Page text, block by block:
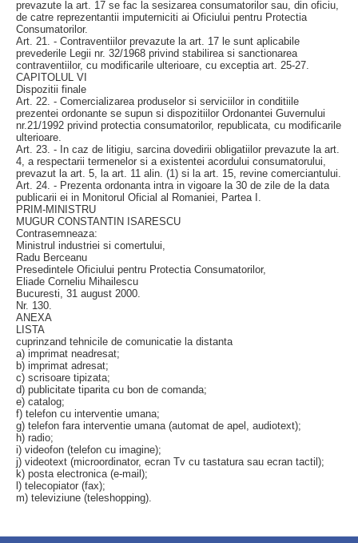
prevazute la art. 17 se fac la sesizarea consumatorilor sau, din oficiu,
de catre reprezentantii imputerniciti ai Oficiului pentru Protectia
Consumatorilor.
Art. 21. - Contraventiilor prevazute la art. 17 le sunt aplicabile
prevederile Legii nr. 32/1968 privind stabilirea si sanctionarea
contraventiilor, cu modificarile ulterioare, cu exceptia art. 25-27.
CAPITOLUL VI
Dispozitii finale
Art. 22. - Comercializarea produselor si serviciilor in conditiile
prezentei ordonante se supun si dispozitiilor Ordonantei Guvernului
nr.21/1992 privind protectia consumatorilor, republicata, cu modificarile
ulterioare.
Art. 23. - In caz de litigiu, sarcina dovedirii obligatiilor prevazute la art.
4, a respectarii termenelor si a existentei acordului consumatorului,
prevazut la art. 5, la art. 11 alin. (1) si la art. 15, revine comerciantului.
Art. 24. - Prezenta ordonanta intra in vigoare la 30 de zile de la data
publicarii ei in Monitorul Oficial al Romaniei, Partea I.
PRIM-MINISTRU
MUGUR CONSTANTIN ISARESCU
Contrasemneaza:
Ministrul industriei si comertului,
Radu Berceanu
Presedintele Oficiului pentru Protectia Consumatorilor,
Eliade Corneliu Mihailescu
Bucuresti, 31 august 2000.
Nr. 130.
ANEXA
LISTA
cuprinzand tehnicile de comunicatie la distanta
a) imprimat neadresat;
b) imprimat adresat;
c) scrisoare tipizata;
d) publicitate tiparita cu bon de comanda;
e) catalog;
f) telefon cu interventie umana;
g) telefon fara interventie umana (automat de apel, audiotext);
h) radio;
i) videofon (telefon cu imagine);
j) videotext (microordinator, ecran Tv cu tastatura sau ecran tactil);
k) posta electronica (e-mail);
l) telecopiator (fax);
m) televiziune (teleshopping).